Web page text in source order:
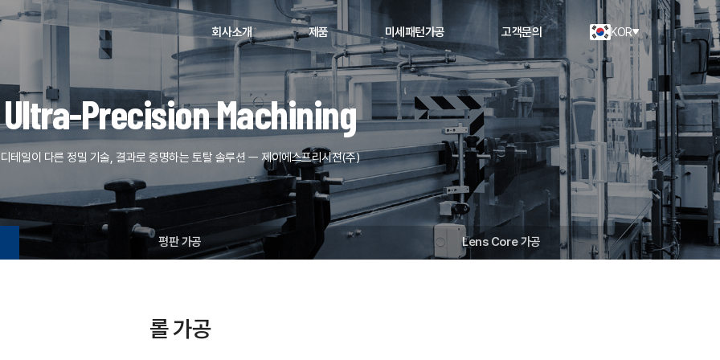
회사소개 제품 미세패턴가공 고객문의 KOR
Ultra-Precision Machining
디테일이 다른 정밀 기술, 결과로 증명하는 토탈 솔루션 ㅡ 제이에스프리시젼(주)
평판 가공 Lens Core 가공
롤 가공